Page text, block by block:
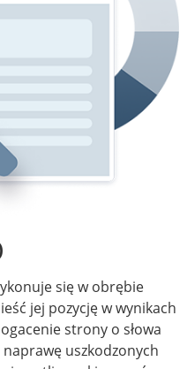
się w obrębie
jej pozycję w wynikach
strony o słowa
uszkodzonych